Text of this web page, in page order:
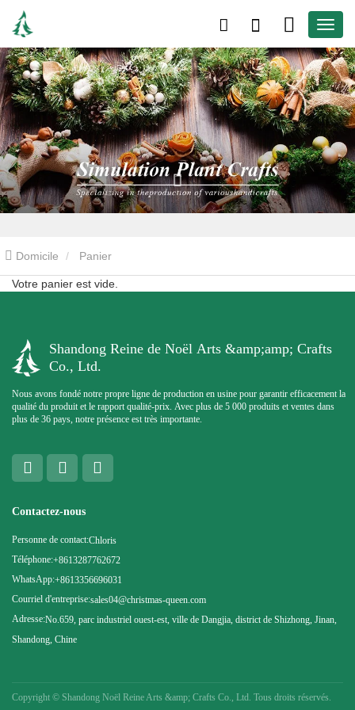
Domicile Panier
Votre panier est vide.
Shandong Reine de Noël Arts &amp;amp; Crafts
Co., Ltd.
Nous avons fondé notre propre ligne de production en usine pour garantir efficacement la
qualité du produit et le rapport qualité-prix. Avec plus de 5 000 produits et ventes dans
plus de 36 pays, notre présence est très importante.
Contactez-nous
Personne de contact:Chloris
Téléphone:+8613287762672
WhatsApp:+8613356696031
Courriel d'entreprise:sales04@christmas-queen.com
Adresse:No.659, parc industriel ouest-est, ville de Dangjia, district de Shizhong, Jinan,
Shandong, Chine
Copyright © Shandong Noël Reine Arts &amp; Crafts Co., Ltd. Tous droits réservés.